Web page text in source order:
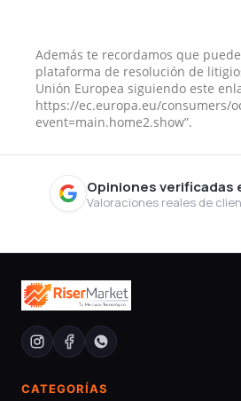
Además te recordamos que
plataforma de resolución de
Unión Europea siguiendo este
https://ec.europa.eu/consumers/
event=main.home2.show”.
Opiniones verificadas
Valoraciones reales de
CATEGORÍAS